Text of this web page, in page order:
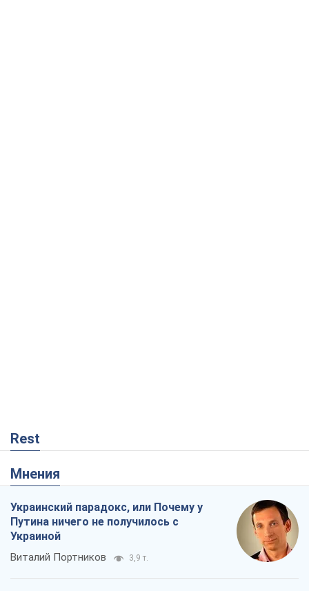
Rest
Мнения
Украинский парадокс, или Почему у
Путина ничего не получилось с
Украиной
Виталий Портников 3,9 т.